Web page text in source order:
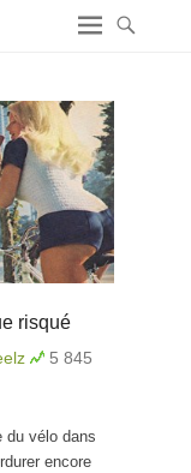
risqué
5 845
du vélo dans
encore